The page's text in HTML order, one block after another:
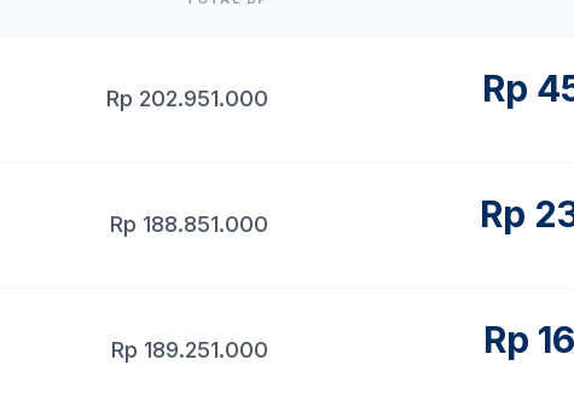
Rp 202.951.000 Rp
Rp 188.851.000 Rp
Rp 189.251.000 Rp